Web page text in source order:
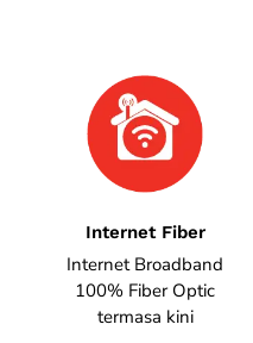
Internet Fiber
Internet Broadband
100% Fiber Optic
termasa kini